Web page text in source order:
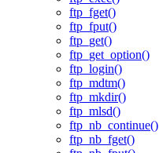
ftp_fget()
ftp_fput()
ftp_get()
ftp_get_option()
ftp_login()
ftp_mdtm()
ftp_mkdir()
ftp_mlsd()
ftp_nb_continue()
ftp_nb_fget()